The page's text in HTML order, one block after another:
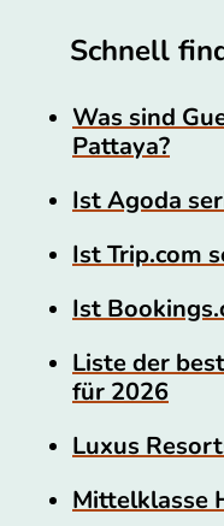
Schnell
Was sind
Pattaya?
Ist Agoda
Ist Trip.com
Ist
Liste der
für 2026
Luxus
Mittelklasse